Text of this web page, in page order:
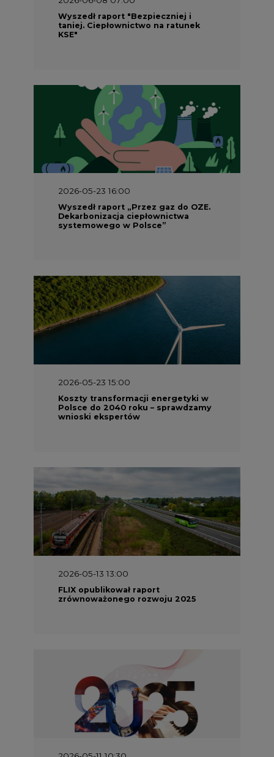
2026-05-23 16:00
Wyszedł raport „Przez gaz do OZE.
Dekarbonizacja ciepłownictwa
systemowego w Polsce”
Koszty transformacji energetyki w
Polsce do 2040 roku – sprawdzamy
wnioski ekspertów
2026-05-13 13:00
FLIX opublikował raport
zrównoważonego rozwoju 2025
2026-05-11 10:30
Emitel prezentuje Raport ESG za
2025 rok